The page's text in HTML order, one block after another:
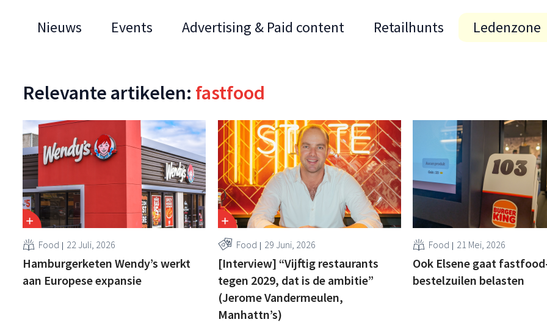
Nieuws Events Advertising & Paid content Retailhunts Ledenzone
Relevante artikelen: fastfood
Food 22 Juli, 2026
Hamburgerketen Wendy’s werkt
aan Europese expansie
Food 29 Juni, 2026
[Interview] “Vijftig restaurants
tegen 2029, dat is de ambitie”
(Jerome Vandermeulen,
Manhattn’s)
Food 21 Mei, 2026
Ook Elsene gaat
bestelzuilen belasten